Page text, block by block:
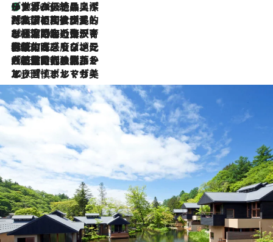
2026.8.8
リスボンの絶品スイーツ「パステル・デ・ナタ」とは？ポルトガル伝統の奥深い世界へ
2026.7.27
「私の祖国はポルトガル語です」国民的詩人フェルナンド・ペソアと、彼が愛した文学の街を歩く
2026.7.26
ポルトガル近海が育む極上の海の幸。キリリと冷えた白ワインと愉しむ、シーフード専門店の贅沢
2026.7.22
伝統の味をモダンに昇華。高感度な地元客が集う、リスボンの最旬ガストロノミー
2026.7.21
大航海時代の栄華から、震災、独裁、そして革命へ。ポルトガル・首都リスボンの石畳に刻まれた「歴史の光と影」
2026.7.13
エッセイ・ヤマザキマリ「慎ましくも美しき国 ポルトガル」